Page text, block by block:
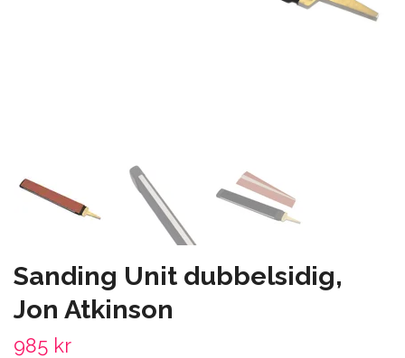
Sanding Unit dubbelsidig,
Jon Atkinson
985 kr